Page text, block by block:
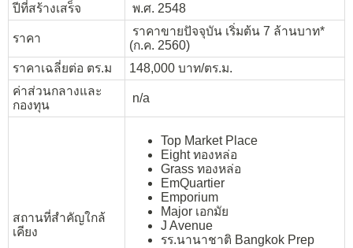
ปีที่สร้างเสร็จ
พ.ศ. 2548
ราคา
ราคาขายปัจจุบัน เริ่มต้น 7 ล้านบาท*
(ก.ค. 2560)
ราคาเฉลี่ยต่อ ตร.ม
148,000 บาท/ตร.ม.
ค่าส่วนกลางและ
กองทุน
n/a
สถานที่สำคัญใกล้
เคียง
Top Market Place
Eight ทองหล่อ
Grass ทองหล่อ
EmQuartier
Emporium
Major เอกมัย
J Avenue
รร.นานาชาติ Bangkok Prep